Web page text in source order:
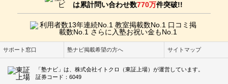
は累計問い合わせ数770万件突破!!
サポート窓口 塾ナビ掲載希望の方へ サイトマップ
「塾ナビ」は、株式会社イトクロ（東証上場）が運営しています。
証券コード：6049